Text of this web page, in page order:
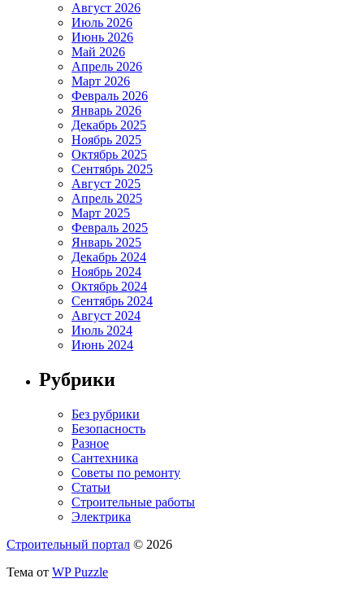
Август 2026
Июль 2026
Июнь 2026
Май 2026
Апрель 2026
Март 2026
Февраль 2026
Январь 2026
Декабрь 2025
Ноябрь 2025
Октябрь 2025
Сентябрь 2025
Август 2025
Апрель 2025
Март 2025
Февраль 2025
Январь 2025
Декабрь 2024
Ноябрь 2024
Октябрь 2024
Сентябрь 2024
Август 2024
Июль 2024
Июнь 2024
Рубрики
Без рубрики
Безопасность
Разное
Сантехника
Советы по ремонту
Статьи
Строительные работы
Электрика
Строительный портал © 2026
Тема от WP Puzzle